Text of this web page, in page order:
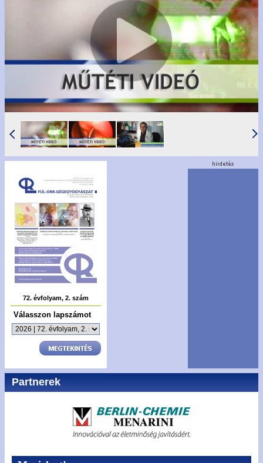
72. évfolyam, 2. szám
Válasszon lapszámot
Partnerek